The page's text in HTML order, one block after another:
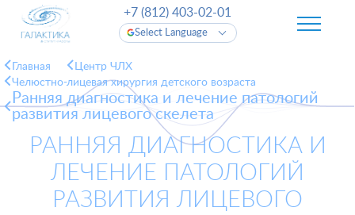
Select Language
+7 (812) 403-02-01
Главная
Центр ЧЛХ
Челюстно-лицевая хирургия детского возраста
Ранняя диагностика и лечение патологий
развития лицевого скелета
РАННЯЯ ДИАГНОСТИКА И
ЛЕЧЕНИЕ ПАТОЛОГИЙ
РАЗВИТИЯ ЛИЦЕВОГО